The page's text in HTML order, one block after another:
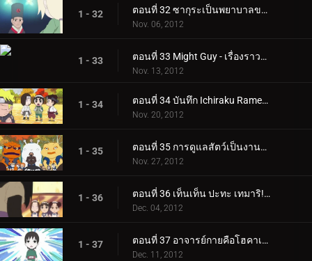
1 - 32 ตอนที่ 32 ซากุระเป็นพยาบาลของฉัน! / หนึ่งโหวตให้ร็อคลี!
Nov. 06, 2012
1 - 33 ตอนที่ 33 Might Guy - เรื่องราวของความรักและเส้นผม / ผู้บรรยายแทน!
Nov. 13, 2012
1 - 34 ตอนที่ 34 บันทึก Ichiraku Ramen! / วันหยุดมีไว้สำหรับการฝึกอบรม!
Nov. 20, 2012
1 - 35 ตอนที่ 35 การดูแลสัตว์เป็นงานหนัก / ตะโกนออกไป! ที่นารูโตะ!
Nov. 27, 2012
1 - 36 ตอนที่ 36 เท็นเท็น ปะทะ เทมาริ! / การค้นหาความรักของโอโรจิมารุ!
Dec. 04, 2012
1 - 37 ตอนที่ 37 อาจารย์กายคือโฮคาเงะคนใหม่! / IQ: 200 สถานะ: ลำบาก
Dec. 11, 2012